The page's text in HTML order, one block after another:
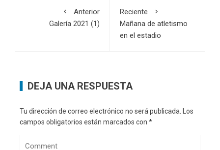
Anterior
Galería 2021 (1)
Reciente
Mañana de atletismo
en el estadio
DEJA UNA RESPUESTA
Tu dirección de correo electrónico no será publicada. Los
campos obligatorios están marcados con *